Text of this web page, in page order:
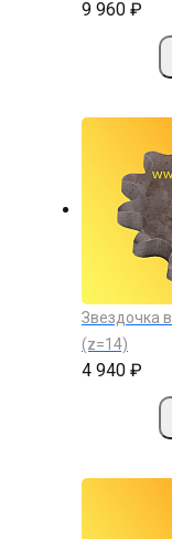
9 960 ₽
Звездочка
(z=14)
4 940 ₽